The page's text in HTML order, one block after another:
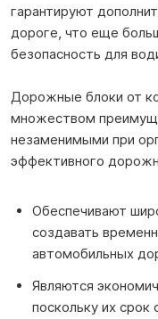
гарантируют
дороге, что еще
безопасность для
Дорожные блоки от
множеством
незаменимыми при
эффективного
Обеспечивают
создавать
автомобильных
Являются
поскольку их